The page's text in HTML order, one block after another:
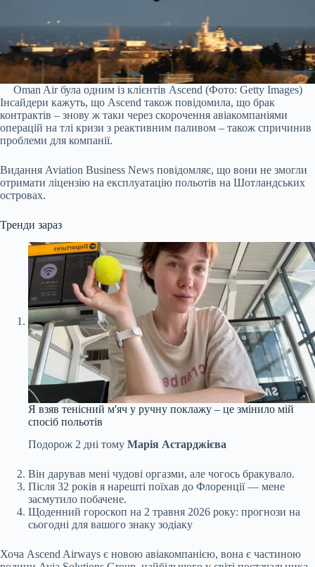
Oman Air була одним із клієнтів Ascend (Фото: Getty Images)
Інсайдери кажуть, що Ascend також повідомила, що брак
контрактів – знову ж таки через скорочення авіакомпаніями
операцій на тлі кризи з реактивним паливом – також спричинив
проблеми для компанії.
Видання Aviation Business News повідомляє, що вони не змогли
отримати ліцензію на експлуатацію польотів на Шотландських
островах.
Тренди зараз
Я взяв тенісний м'яч у ручну поклажу – це змінило мій
спосіб польотів
Подорож 2 дні тому Марія Астарджієва
Він дарував мені чудові оргазми, але чогось бракувало.
Після 32 років я нарешті поїхав до Флоренції — мене
засмутило побачене.
Щоденний гороскоп на 2 травня 2026 року: прогнози на
сьогодні для вашого знаку зодіаку
Хоча Ascend Airways є новою авіакомпанією, вона є частиною